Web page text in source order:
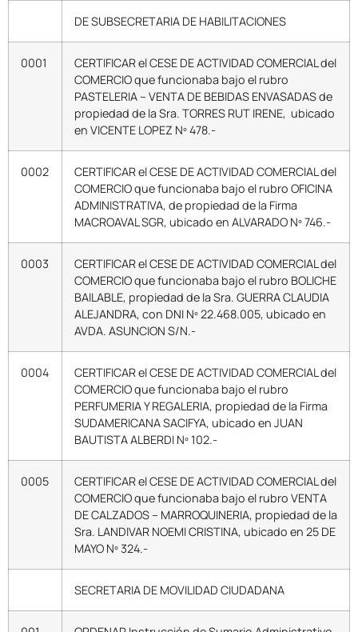
DE SUBSECRETARIA DE HABILITACIONES
0001
CERTIFICAR el CESE DE ACTIVIDAD COMERCIAL del
COMERCIO que funcionaba bajo el rubro
PASTELERIA – VENTA DE BEBIDAS ENVASADAS de
propiedad de la Sra. TORRES RUT IRENE, ubicado
en VICENTE LOPEZ Nº 478.-
0002
CERTIFICAR el CESE DE ACTIVIDAD COMERCIAL del
COMERCIO que funcionaba bajo el rubro OFICINA
ADMINISTRATIVA, de propiedad de la Firma
MACROAVAL SGR, ubicado en ALVARADO Nº 746.-
0003
CERTIFICAR el CESE DE ACTIVIDAD COMERCIAL del
COMERCIO que funcionaba bajo el rubro BOLICHE
BAILABLE, propiedad de la Sra. GUERRA CLAUDIA
ALEJANDRA, con DNI Nº 22.468.005, ubicado en
AVDA. ASUNCION S/N.-
0004
CERTIFICAR el CESE DE ACTIVIDAD COMERCIAL del
COMERCIO que funcionaba bajo el rubro
PERFUMERIA Y REGALERIA, propiedad de la Firma
SUDAMERICANA SACIFYA, ubicado en JUAN
BAUTISTA ALBERDI Nº 102.-
0005
CERTIFICAR el CESE DE ACTIVIDAD COMERCIAL del
COMERCIO que funcionaba bajo el rubro VENTA
DE CALZADOS – MARROQUINERIA, propiedad de la
Sra. LANDIVAR NOEMI CRISTINA, ubicado en 25 DE
MAYO Nº 324.-
SECRETARIA DE MOVILIDAD CIUDADANA